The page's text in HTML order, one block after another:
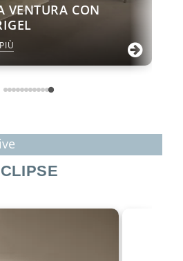
VENTURA CON